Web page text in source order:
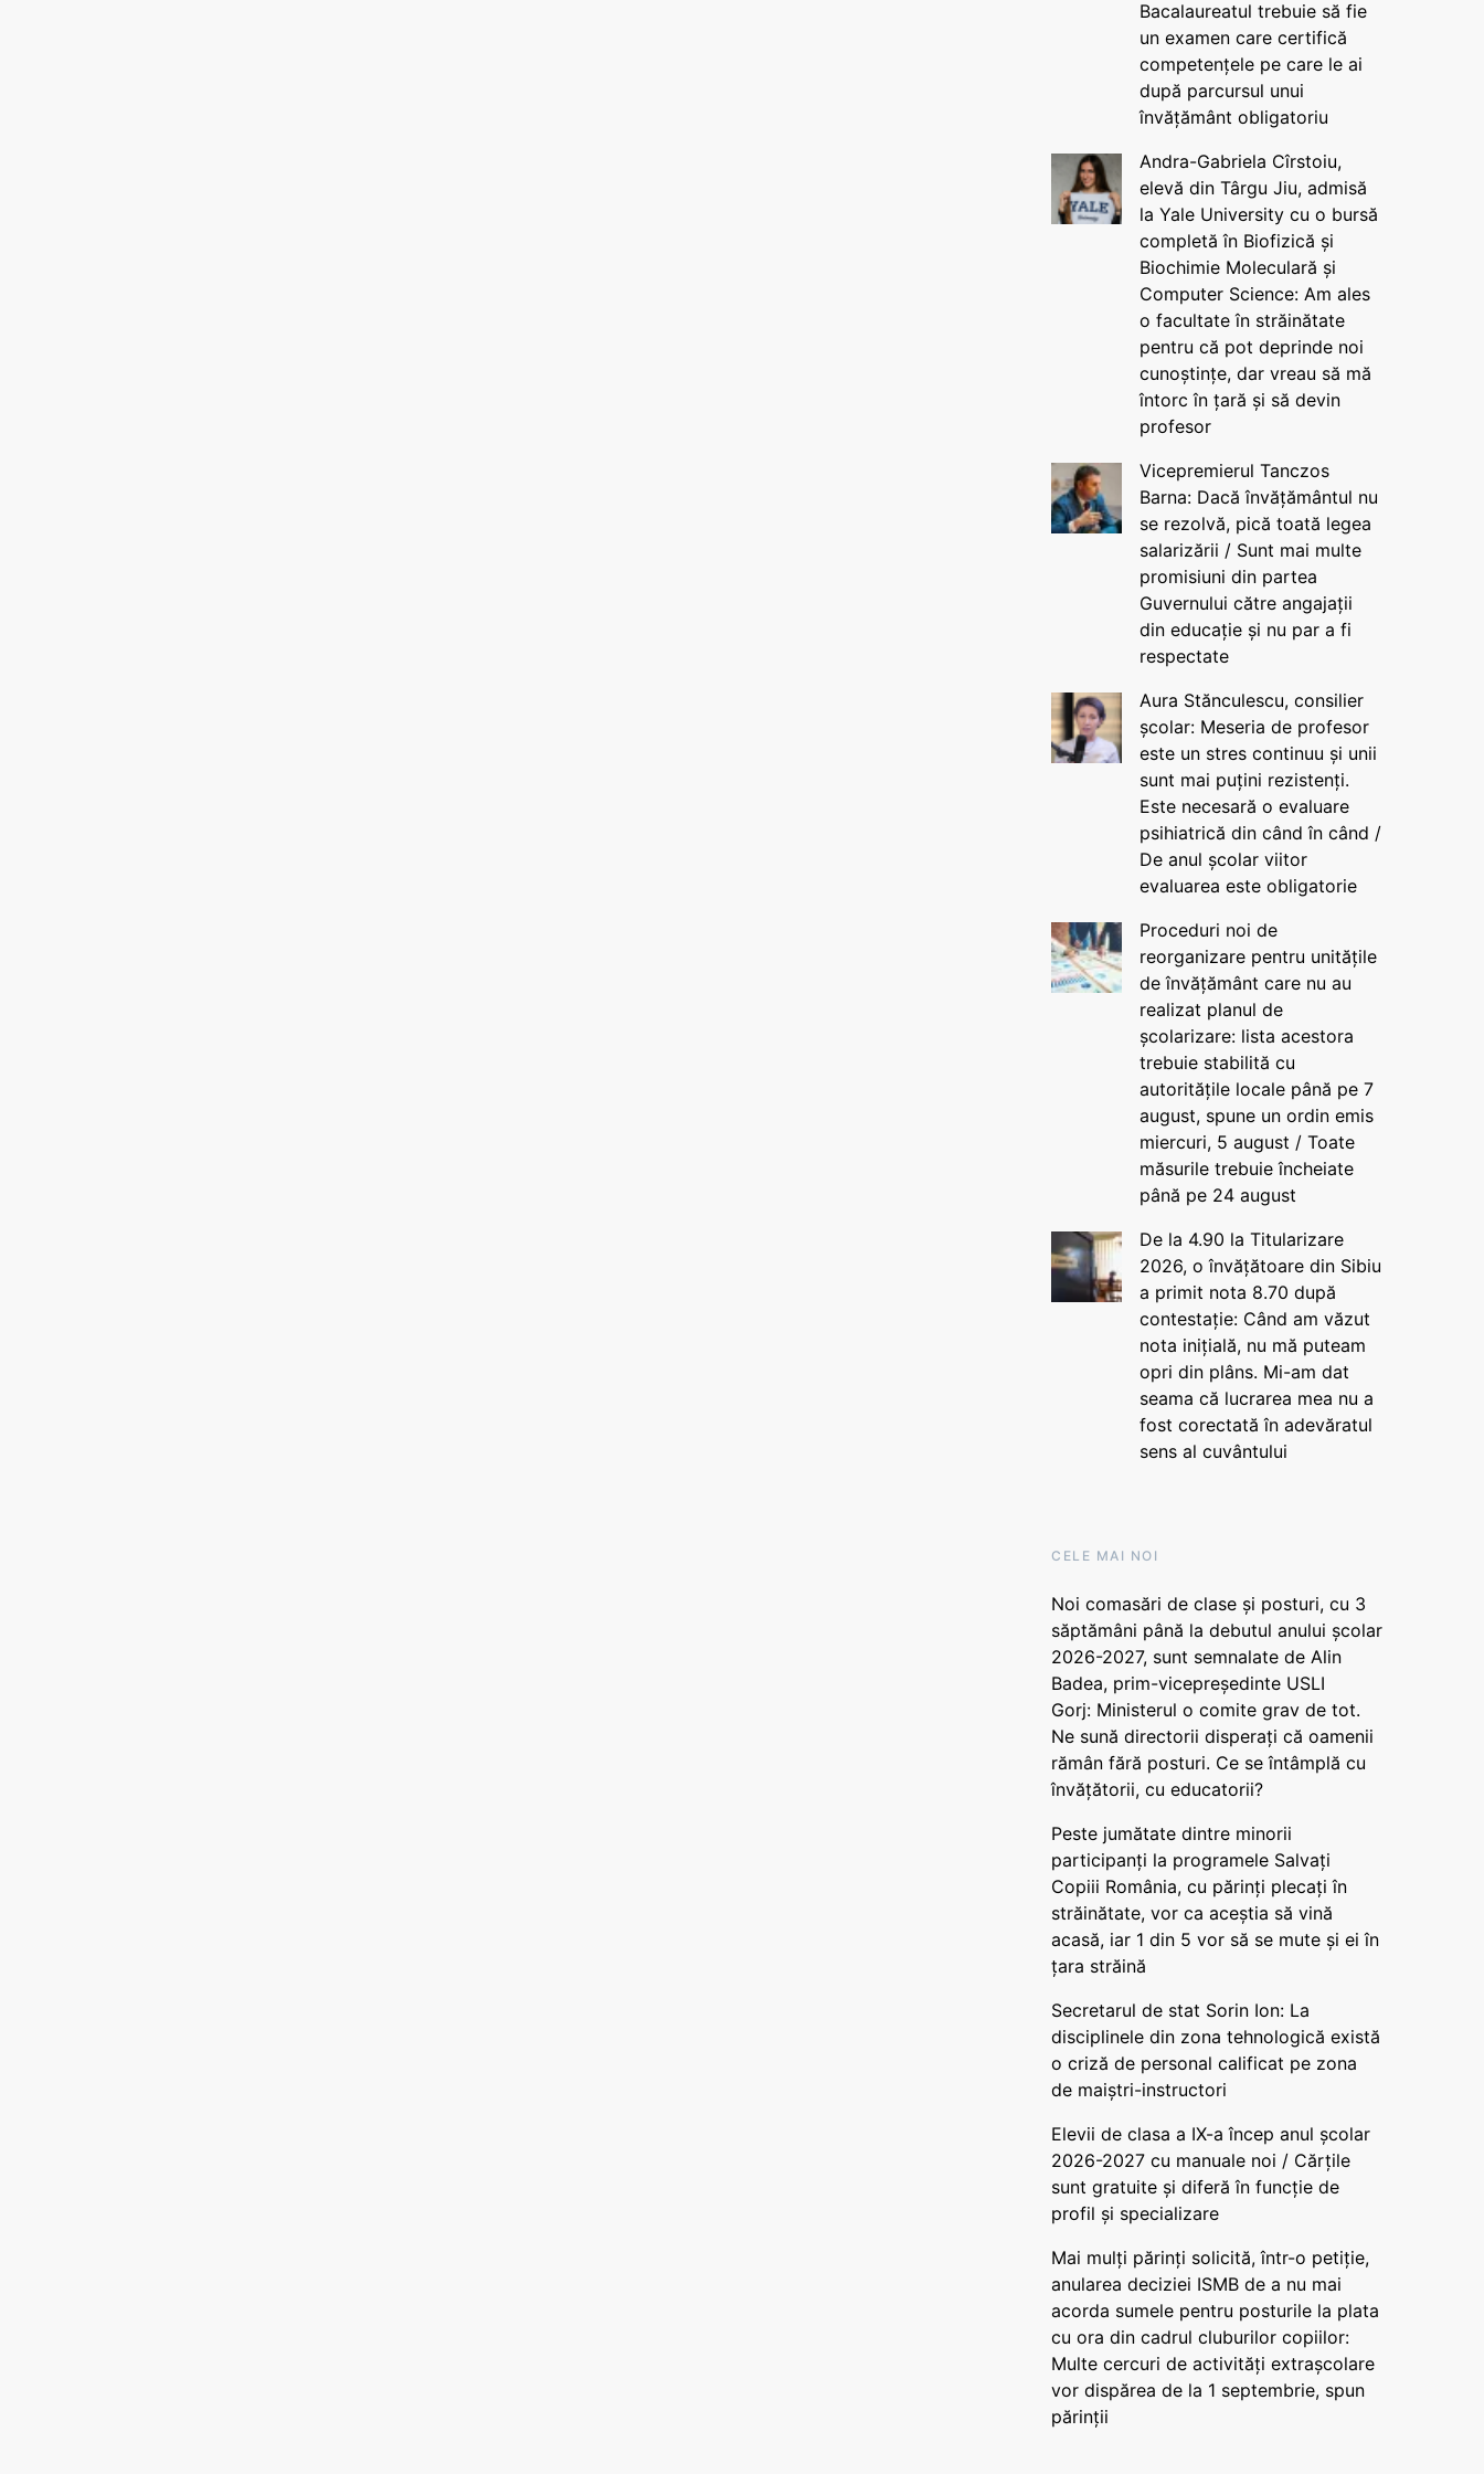
Bacalaureatul trebuie să fie
un examen care certifică
competențele pe care le ai
după parcursul unui
învățământ obligatoriu
Andra-Gabriela Cîrstoiu,
elevă din Târgu Jiu, admisă
la Yale University cu o bursă
completă în Biofizică și
Biochimie Moleculară și
Computer Science: Am ales
o facultate în străinătate
pentru că pot deprinde noi
cunoștințe, dar vreau să mă
întorc în țară și să devin
profesor
Vicepremierul Tanczos
Barna: Dacă învățământul nu
se rezolvă, pică toată legea
salarizării / Sunt mai multe
promisiuni din partea
Guvernului către angajații
din educație și nu par a fi
respectate
Aura Stănculescu, consilier
școlar: Meseria de profesor
este un stres continuu și unii
sunt mai puțini rezistenți.
Este necesară o evaluare
psihiatrică din când în când /
De anul școlar viitor
evaluarea este obligatorie
Proceduri noi de
reorganizare pentru unitățile
de învățământ care nu au
realizat planul de
școlarizare: lista acestora
trebuie stabilită cu
autoritățile locale până pe 7
august, spune un ordin emis
miercuri, 5 august / Toate
măsurile trebuie încheiate
până pe 24 august
De la 4.90 la Titularizare
2026, o învățătoare din Sibiu
a primit nota 8.70 după
contestație: Când am văzut
nota inițială, nu mă puteam
opri din plâns. Mi-am dat
seama că lucrarea mea nu a
fost corectată în adevăratul
sens al cuvântului
CELE MAI NOI
Noi comasări de clase și posturi, cu 3
săptămâni până la debutul anului școlar
2026-2027, sunt semnalate de Alin
Badea, prim-vicepreședinte USLI
Gorj: Ministerul o comite grav de tot.
Ne sună directorii disperați că oamenii
rămân fără posturi. Ce se întâmplă cu
învățătorii, cu educatorii?
Peste jumătate dintre minorii
participanți la programele Salvați
Copiii România, cu părinți plecați în
străinătate, vor ca aceștia să vină
acasă, iar 1 din 5 vor să se mute și ei în
țara străină
Secretarul de stat Sorin Ion: La
disciplinele din zona tehnologică există
o criză de personal calificat pe zona
de maiștri-instructori
Elevii de clasa a IX-a încep anul școlar
2026-2027 cu manuale noi / Cărțile
sunt gratuite și diferă în funcție de
profil și specializare
Mai mulți părinți solicită, într-o petiție,
anularea deciziei ISMB de a nu mai
acorda sumele pentru posturile la plata
cu ora din cadrul cluburilor copiilor:
Multe cercuri de activități extrașcolare
vor dispărea de la 1 septembrie, spun
părinții